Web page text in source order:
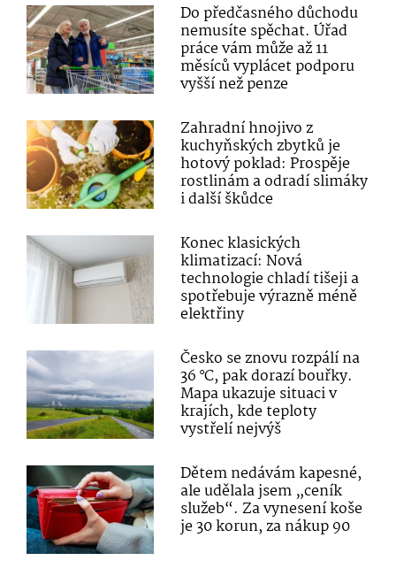
Do předčasného důchodu
nemusíte spěchat. Úřad
práce vám může až 11
měsíců vyplácet podporu
vyšší než penze
Zahradní hnojivo z
kuchyňských zbytků je
hotový poklad: Prospěje
rostlinám a odradí slimáky
i další škůdce
Konec klasických
klimatizací: Nová
technologie chladí tišeji a
spotřebuje výrazně méně
elektřiny
Česko se znovu rozpálí na
36 °C, pak dorazí bouřky.
Mapa ukazuje situaci v
krajích, kde teploty
vystřelí nejvýš
Dětem nedávám kapesné,
ale udělala jsem „ceník
služeb“. Za vynesení koše
je 30 korun, za nákup 90